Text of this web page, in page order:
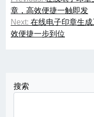
章
导
章，高效便捷一触即发
Next: 在线电子印章生
效便捷一步到位
搜索